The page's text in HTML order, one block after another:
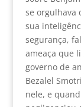
se orgulhava
sua
segurança,
ameaça que
governo de
Bezalel
nele, e